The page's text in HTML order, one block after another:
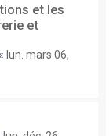
et les
et
« lun. mars 06,